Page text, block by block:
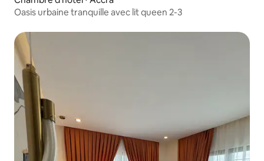
Oasis urbaine tranquille avec lit queen 2-3